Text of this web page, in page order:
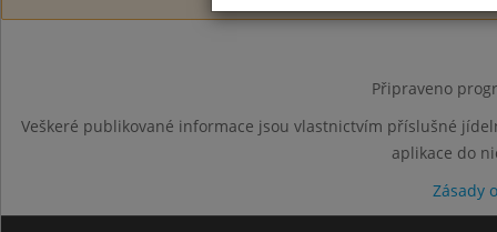
Připraveno
Veškeré publikované informace jsou vlastnictvím příslušné
aplikace do
Zásady